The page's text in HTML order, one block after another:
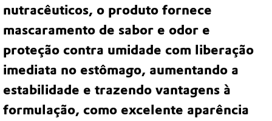
nutracêuticos, o produto fornece
mascaramento de sabor e odor e
proteção contra umidade com liberação
imediata no estômago, aumentando a
estabilidade e trazendo vantagens à
formulação, como excelente aparência